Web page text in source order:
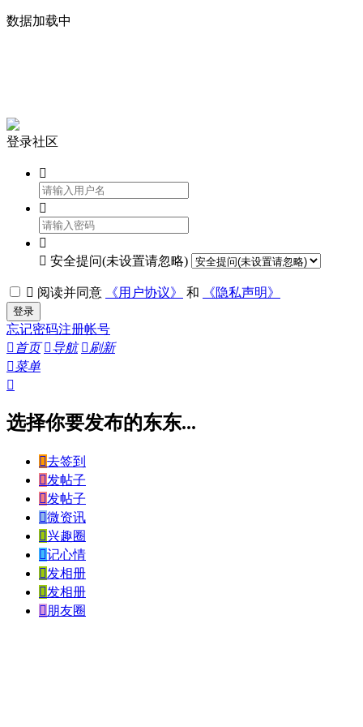
数据加载中
登录社区



 安全提问(未设置请忽略)
 阅读并同意 《用户协议》 和 《隐私声明》
登录
忘记密码注册帐号
 首页 导航 刷新
菜单

选择你要发布的东东...
去签到
发帖子
发帖子
微资讯
兴趣圈
记心情
发相册
发相册
 朋友圈